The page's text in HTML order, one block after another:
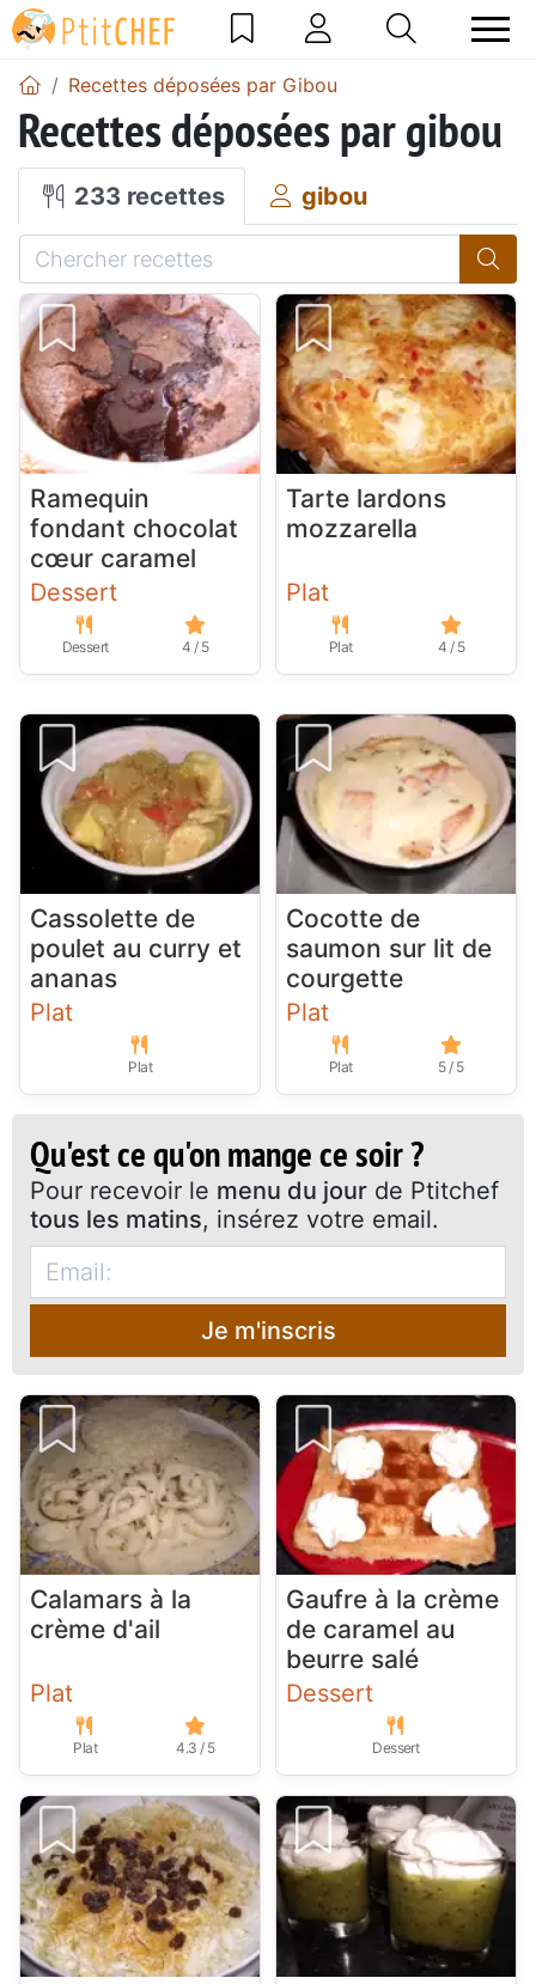
Recettes déposées par Gibou
Recettes déposées par gibou
233 recettes gibou
Ramequin
fondant chocolat
cœur caramel
Dessert
Dessert 4 / 5
Tarte lardons
mozzarella
Plat
Plat 4 / 5
Cassolette de
poulet au curry et
ananas
Plat
Plat
Cocotte de
saumon sur lit de
courgette
Plat
Plat 5 / 5
Qu'est ce qu'on mange ce soir ?
Pour recevoir le menu du jour de Ptitchef
tous les matins, insérez votre email.
Je m'inscris
Calamars à la
crème d'ail
Plat
Plat 4.3 / 5
Gaufre à la crème
de caramel au
beurre salé
Dessert
Dessert